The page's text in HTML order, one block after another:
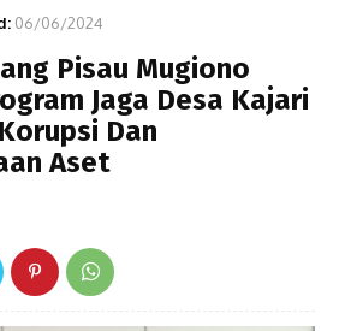
06/06/2024
Pisau Mugiono
Jaga Desa Kajari
Dan
Aset